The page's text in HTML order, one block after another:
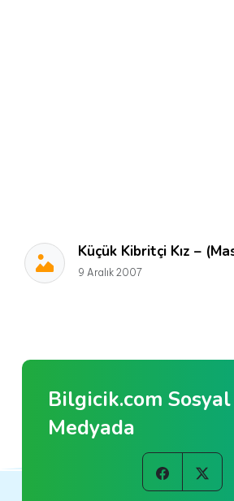
Küçük Kibritçi Kız –
9 Aralık 2007
Bilgicik.com Sosyal
Medyada